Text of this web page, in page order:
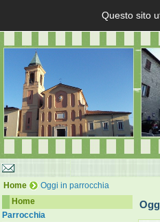
Home
Oggi in parrocchia
Home
Parrocchia
Questo sito